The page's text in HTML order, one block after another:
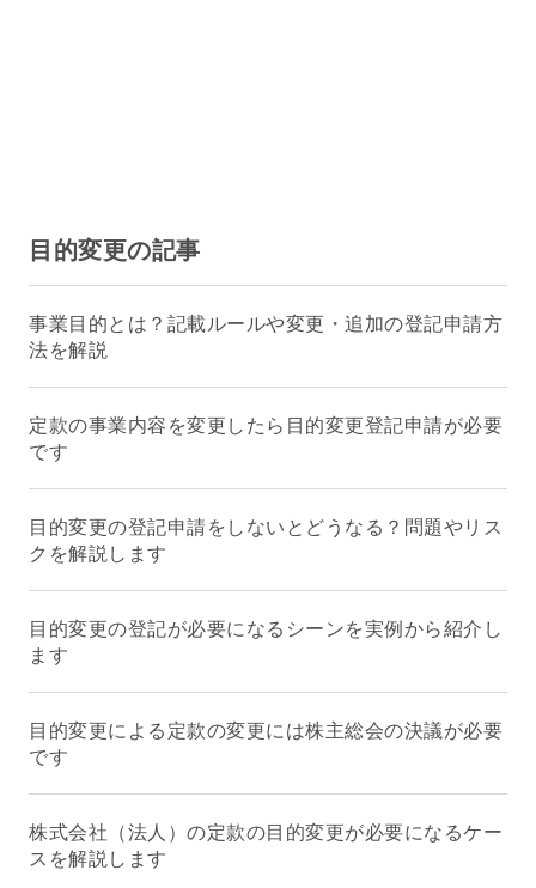
目的変更の記事
事業目的とは？記載ルールや変更・追加の登記申請方
法を解説
定款の事業内容を変更したら目的変更登記申請が必要
です
目的変更の登記申請をしないとどうなる？問題やリス
クを解説します
目的変更の登記が必要になるシーンを実例から紹介し
ます
目的変更による定款の変更には株主総会の決議が必要
です
株式会社（法人）の定款の目的変更が必要になるケー
スを解説します